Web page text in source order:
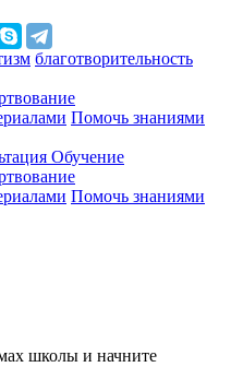
благотворительность
Помочь знаниями
Обучение
Помочь знаниями
школы и начните